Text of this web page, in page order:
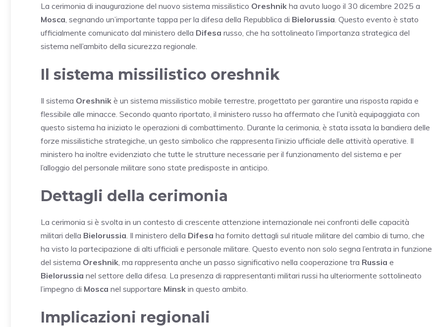
La cerimonia di inaugurazione del nuovo sistema missilistico Oreshnik ha avuto luogo il 30 dicembre 2025 a
Mosca , segnando un’importante tappa per la difesa della Repubblica di Bielorussia . Questo evento è stato
ufficialmente comunicato dal ministero della Difesa russo, che ha sottolineato l’importanza strategica del
sistema nell’ambito della sicurezza regionale.
Il sistema missilistico oreshnik
Il sistema Oreshnik è un sistema missilistico mobile terrestre, progettato per garantire una risposta rapida e
flessibile alle minacce. Secondo quanto riportato, il ministero russo ha affermato che l’unità equipaggiata con
questo sistema ha iniziato le operazioni di combattimento. Durante la cerimonia, è stata issata la bandiera delle
forze missilistiche strategiche, un gesto simbolico che rappresenta l’inizio ufficiale delle attività operative. Il
ministero ha inoltre evidenziato che tutte le strutture necessarie per il funzionamento del sistema e per
l’alloggio del personale militare sono state predisposte in anticipo.
Dettagli della cerimonia
La cerimonia si è svolta in un contesto di crescente attenzione internazionale nei confronti delle capacità
militari della Bielorussia . Il ministero della Difesa ha fornito dettagli sul rituale militare del cambio di turno, che
ha visto la partecipazione di alti ufficiali e personale militare. Questo evento non solo segna l’entrata in funzione
del sistema Oreshnik , ma rappresenta anche un passo significativo nella cooperazione tra Russia e
Bielorussia nel settore della difesa. La presenza di rappresentanti militari russi ha ulteriormente sottolineato
l’impegno di Mosca nel supportare Minsk in questo ambito.
Implicazioni regionali